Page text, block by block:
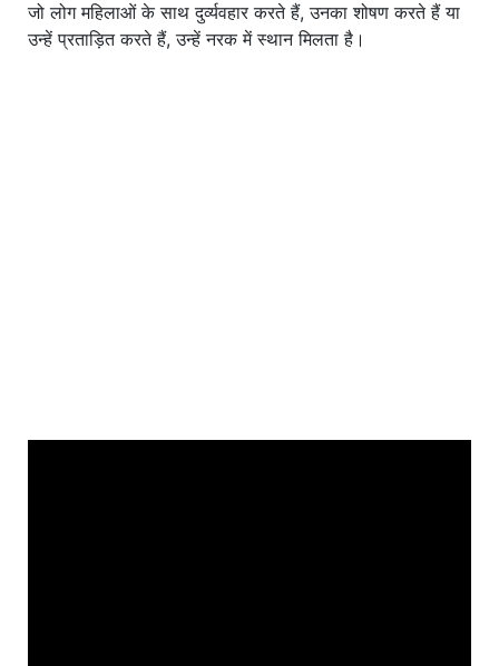
जो लोग महिलाओं के साथ दुर्व्यवहार करते हैं, उनका शोषण करते हैं या
उन्हें प्रताड़ित करते हैं, उन्हें नरक में स्थान मिलता है।